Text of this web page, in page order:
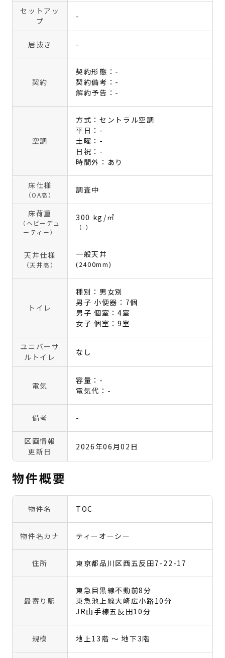
セットアッ
プ
-
居抜き -
契約
契約形態：-
契約備考：-
解約予告：-
空調
方式：セントラル空調
平日：-
土曜：-
日祝：-
時間外：あり
床仕様
（OA高）
調査中
床荷重
（ヘビーデュ
ーティー）
300 kg/㎡
（-）
天井仕様
（天井高）
一般天井
(2400mm)
トイレ
種別：男女別
男子 小便器：7個
男子 個室：4室
女子 個室：9室
ユニバーサ
ルトイレ
なし
電気
容量：-
電気代：-
備考 -
区画情報
更新日
2026年06月02日
物件概要
物件名 TOC
物件名カナ ティーオーシー
住所 東京都品川区西五反田7-22-17
最寄り駅
東急目黒線不動前8分
東急池上線大崎広小路10分
JR山手線五反田10分
規模 地上13階 〜 地下3階